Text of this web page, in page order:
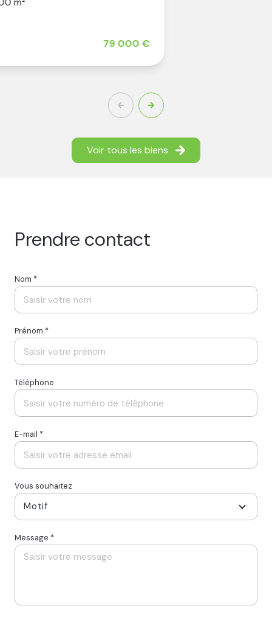
Voir tous les biens
prendre contact
Nom *
Prénom *
Téléphone
E-mail *
Vous souhaitez
Motif
Message *